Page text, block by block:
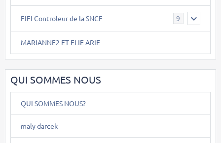
FIFI Controleur de la SNCF 9
MARIANNE2 ET ELIE ARIE
QUI SOMMES NOUS
QUI SOMMES NOUS?
maly darcek